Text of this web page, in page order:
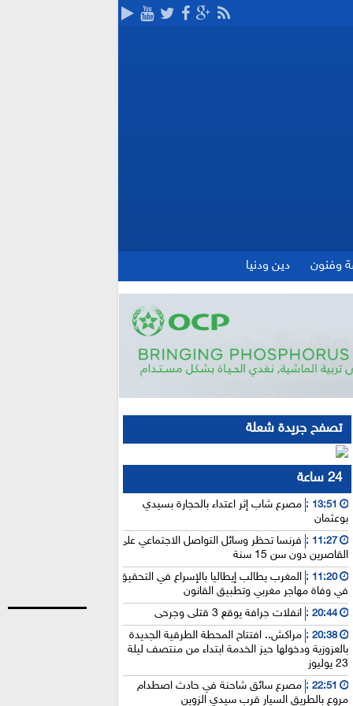
وفنون دين ودنيا
تصفح جريدة شعلة
24 ساعة
13:51 :
مصرع شاب إثر اعتداء بالحجارة بسيدي
بوعثمان
11:27 :
فرنسا تحظر وسائل التواصل الاجتماعي على
القاصرين دون سن 15 سنة
11:20 :
المغرب يطالب إيطاليا بالإسراع في التحقيق
في وفاة مهاجر مغربي وتطبيق القانون
20:44 : انفلات جرافة يوقع 3 قتلى وجرحى
20:38 :
مراكش.. افتتاح المحطة الطرقية الجديدة
بالعزوزية ودخولها حيز الخدمة ابتداء من منتصف ليلة
23 يوليوز
22:51 :
مصرع سائق شاحنة في حادث اصطدام
مروع بالطريق السيار قرب سيدي الزوين